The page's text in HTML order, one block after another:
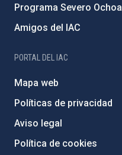
Programa Severo Ochoa
Amigos del IAC
PORTAL DEL IAC
Mapa web
Políticas de privacidad
Aviso legal
Política de cookies